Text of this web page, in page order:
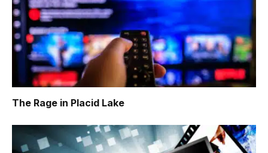
The Rage in Placid Lake